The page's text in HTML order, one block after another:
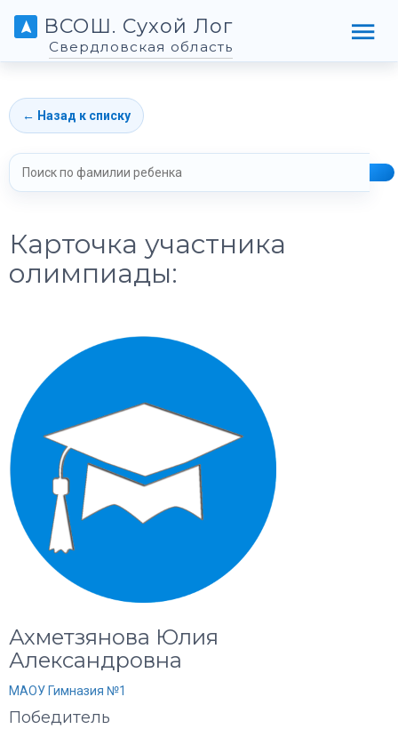
ВСОШ. Сухой Лог
Свердловская область
← Назад к списку
Карточка участника
олимпиады:
Ахметзянова Юлия
Александровна
МАОУ Гимназия №1
Победитель